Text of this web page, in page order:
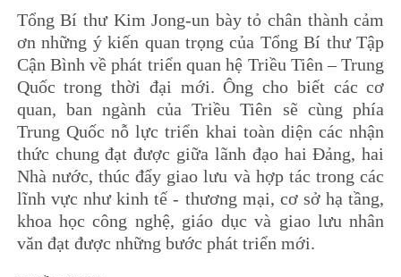
Tổng Bí thư Kim Jong-un bày tỏ chân thành cảm
ơn những ý kiến quan trọng của Tổng Bí thư Tập
Cận Bình về phát triển quan hệ Triều Tiên – Trung
Quốc trong thời đại mới. Ông cho biết các cơ
quan, ban ngành của Triều Tiên sẽ cùng phía
Trung Quốc nỗ lực triển khai toàn diện các nhận
thức chung đạt được giữa lãnh đạo hai Đảng, hai
Nhà nước, thúc đẩy giao lưu và hợp tác trong các
lĩnh vực như kinh tế - thương mại, cơ sở hạ tầng,
khoa học công nghệ, giáo dục và giao lưu nhân
văn đạt được những bước phát triển mới.